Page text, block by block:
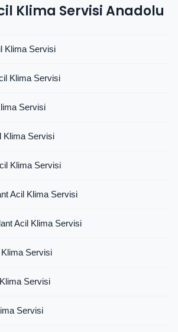
Klima Servisi Anadolu
Klima Servisi
Klima Servisi
Servisi
Klima Servisi
Klima Servisi
Acil Klima Servisi
Acil Klima Servisi
Servisi
Servisi
Servisi